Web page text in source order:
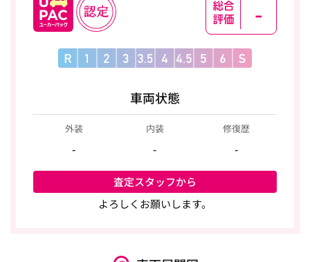
-
車両状態
外装
-
内装
-
修復歴
-
査定スタッフから
よろしくお願いします。